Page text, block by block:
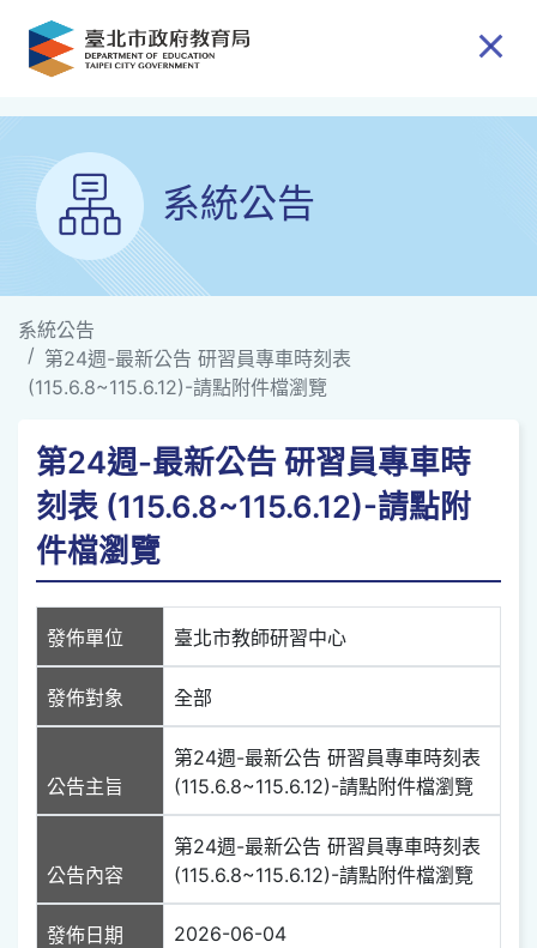
跳到主要內容
系統公告
系統公告
第24週-最新公告 研習員專車時刻表
(115.6.8~115.6.12)-請點附件檔瀏覽
第24週-最新公告 研習員專車時
刻表 (115.6.8~115.6.12)-請點附
件檔瀏覽
發佈單位 臺北市教師研習中心
發佈對象 全部
公告主旨
第24週-最新公告 研習員專車時刻表
(115.6.8~115.6.12)-請點附件檔瀏覽
公告內容
第24週-最新公告 研習員專車時刻表
(115.6.8~115.6.12)-請點附件檔瀏覽
發佈日期 2026-06-04